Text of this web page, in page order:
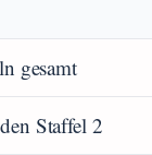
gesamt
Staffel 2